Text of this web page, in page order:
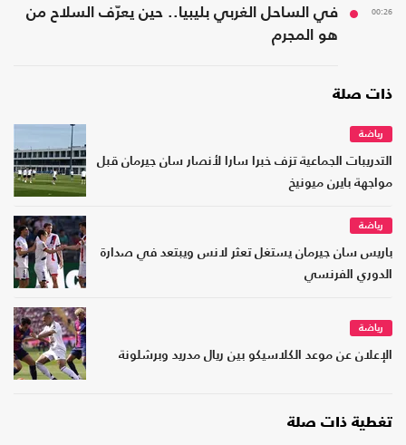
00:26
في الساحل الغربي بليبيا.. حين يعرّف السلاح من
هو المجرم
ذات صلة
رياضة
التدريبات الجماعية تزف خبرا سارا لأنصار سان جيرمان قبل
مواجهة بايرن ميونيخ
رياضة
باريس سان جيرمان يستغل تعثر لانس ويبتعد في صدارة
الدوري الفرنسي
رياضة
الإعلان عن موعد الكلاسيكو بين ريال مدريد وبرشلونة
تغطية ذات صلة